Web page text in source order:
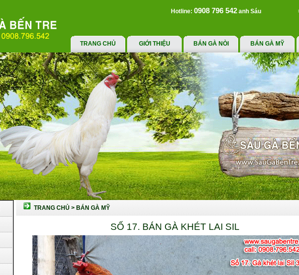
Hotline: 0908 796 542 anh Sáu
TRANG CHỦ GIỚI THIỆU BÁN GÀ NÒI BÁN GÀ MỸ
TRANG CHỦ > BÁN GÀ MỸ
SỐ 17. BÁN GÀ KHÉT LAI SIL